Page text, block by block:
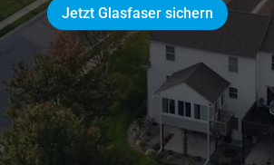
Jetzt Glasfaser sichern